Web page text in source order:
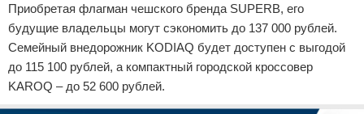
Приобретая флагман чешского бренда SUPERB, его
будущие владельцы могут сэкономить до 137 000 рублей.
Семейный внедорожник KODIAQ будет доступен с выгодой
до 115 100 рублей, а компактный городской кроссовер
KAROQ – до 52 600 рублей.